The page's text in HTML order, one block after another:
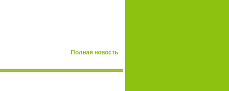
Полная новость